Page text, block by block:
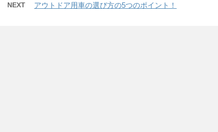
NEXT アウトドア用車の選び方の5つのポイント！